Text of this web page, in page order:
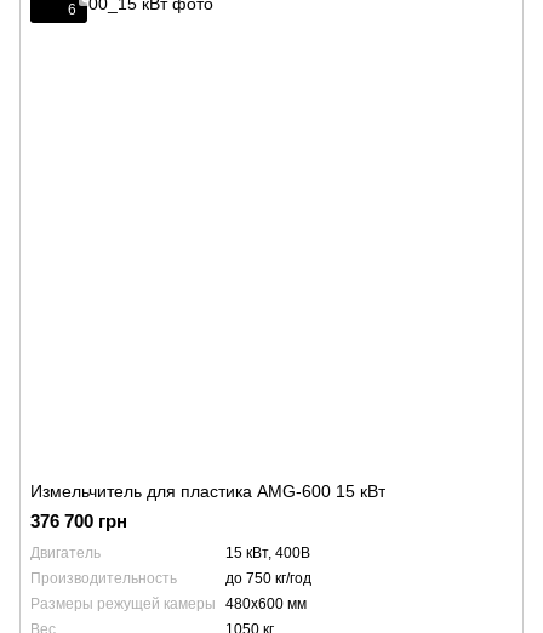
6
Измельчитель для пластика AMG-600 15 кВт
376 700 грн
Двигатель
15 кВт, 400В
Производительность
до 750 кг/год
Размеры режущей камеры
480x600 мм
Вес
1050 кг